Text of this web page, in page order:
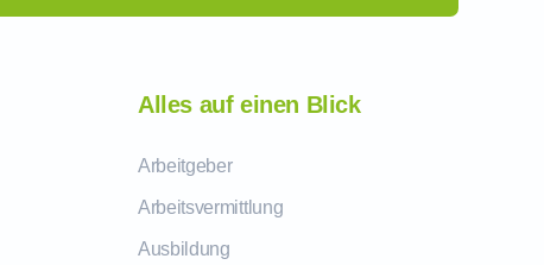
Alles auf einen Blick
Arbeitgeber
Arbeitsvermittlung
Ausbildung